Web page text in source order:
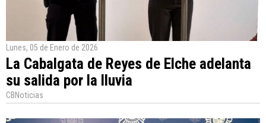
Lunes, 05 de Enero de 2026
La Cabalgata de Reyes de Elche adelanta
su salida por la lluvia
CBNoticias